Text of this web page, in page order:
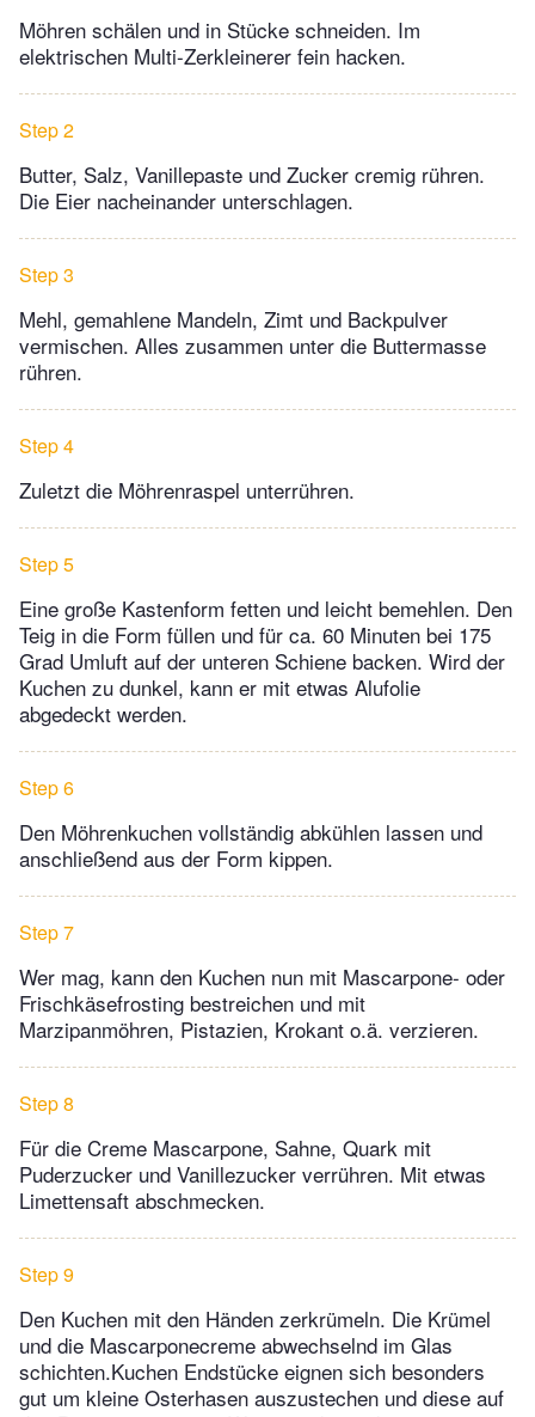
Möhren schälen und in Stücke schneiden. Im
elektrischen Multi-Zerkleinerer fein hacken.
Step 2
Butter, Salz, Vanillepaste und Zucker cremig rühren.
Die Eier nacheinander unterschlagen.
Step 3
Mehl, gemahlene Mandeln, Zimt und Backpulver
vermischen. Alles zusammen unter die Buttermasse
rühren.
Step 4
Zuletzt die Möhrenraspel unterrühren.
Step 5
Eine große Kastenform fetten und leicht bemehlen. Den
Teig in die Form füllen und für ca. 60 Minuten bei 175
Grad Umluft auf der unteren Schiene backen. Wird der
Kuchen zu dunkel, kann er mit etwas Alufolie
abgedeckt werden.
Step 6
Den Möhrenkuchen vollständig abkühlen lassen und
anschließend aus der Form kippen.
Step 7
Wer mag, kann den Kuchen nun mit Mascarpone- oder
Frischkäsefrosting bestreichen und mit
Marzipanmöhren, Pistazien, Krokant o.ä. verzieren.
Step 8
Für die Creme Mascarpone, Sahne, Quark mit
Puderzucker und Vanillezucker verrühren. Mit etwas
Limettensaft abschmecken.
Step 9
Den Kuchen mit den Händen zerkrümeln. Die Krümel
und die Mascarponecreme abwechselnd im Glas
schichten.Kuchen Endstücke eignen sich besonders
gut um kleine Osterhasen auszustechen und diese auf